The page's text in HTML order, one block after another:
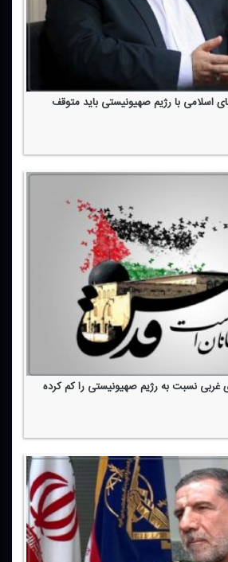
اسلامی با رژیم صهیونیستی باید متوقف
نسبت به رژیم صهیونیستی را كم كرده